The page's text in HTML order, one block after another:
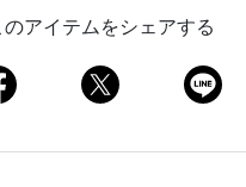
のアイテムをシェアする